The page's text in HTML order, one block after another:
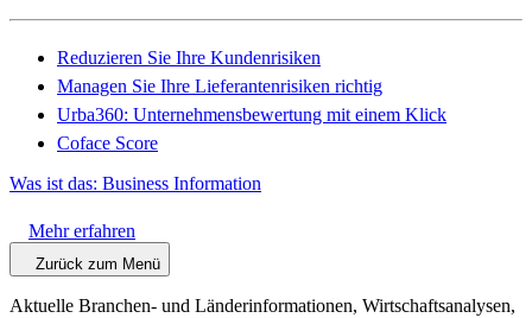
Reduzieren Sie Ihre Kundenrisiken
Managen Sie Ihre Lieferantenrisiken richtig
Urba360: Unternehmensbewertung mit einem Klick
Coface Score
Was ist das: Business Information
Mehr erfahren
Zurück zum Menü
Aktuelle Branchen- und Länderinformationen, Wirtschaftsanalysen,